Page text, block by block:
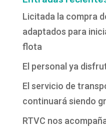
Licitada la compra
adaptados para
flota
El personal ya
El servicio de
continuará siendo
RTVC nos